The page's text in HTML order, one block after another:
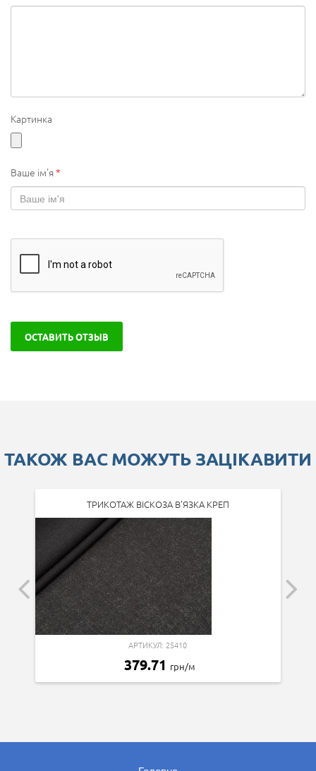
Картинка
Ваше ім'я*
ОСТАВИТЬ ОТЗЫВ
ТАКОЖ ВАС МОЖУТЬ ЗАЦІКАВИТИ
ТРИКОТАЖ ВІСКОЗА В'ЯЗКА КРЕП
АРТИКУЛ: 25410
379.71 грн/м